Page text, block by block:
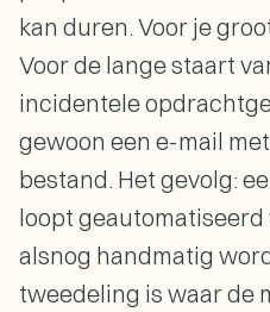
kan duren. Voor je
Voor de lange staart
incidentele
gewoon een e-mail
bestand. Het gevolg:
loopt geautomatiseerd
alsnog handmatig
tweedeling is waar de